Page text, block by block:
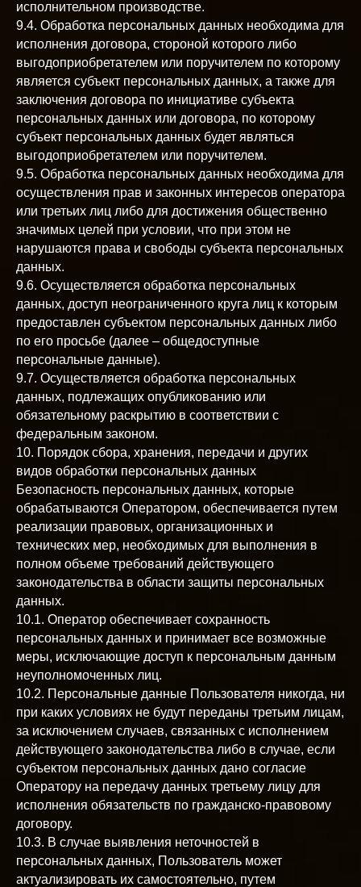
исполнительном производстве.
9.4. Обработка персональных данных необходима для
исполнения договора, стороной которого либо
выгодоприобретателем или поручителем по которому
является субъект персональных данных, а также для
заключения договора по инициативе субъекта
персональных данных или договора, по которому
субъект персональных данных будет являться
выгодоприобретателем или поручителем.
9.5. Обработка персональных данных необходима для
осуществления прав и законных интересов оператора
или третьих лиц либо для достижения общественно
значимых целей при условии, что при этом не
нарушаются права и свободы субъекта персональных
данных.
9.6. Осуществляется обработка персональных
данных, доступ неограниченного круга лиц к которым
предоставлен субъектом персональных данных либо
по его просьбе (далее – общедоступные
персональные данные).
9.7. Осуществляется обработка персональных
данных, подлежащих опубликованию или
обязательному раскрытию в соответствии с
федеральным законом.
10. Порядок сбора, хранения, передачи и других
видов обработки персональных данных
Безопасность персональных данных, которые
обрабатываются Оператором, обеспечивается путем
реализации правовых, организационных и
технических мер, необходимых для выполнения в
полном объеме требований действующего
законодательства в области защиты персональных
данных.
10.1. Оператор обеспечивает сохранность
персональных данных и принимает все возможные
меры, исключающие доступ к персональным данным
неуполномоченных лиц.
10.2. Персональные данные Пользователя никогда, ни
при каких условиях не будут переданы третьим лицам,
за исключением случаев, связанных с исполнением
действующего законодательства либо в случае, если
субъектом персональных данных дано согласие
Оператору на передачу данных третьему лицу для
исполнения обязательств по гражданско-правовому
договору.
10.3. В случае выявления неточностей в
персональных данных, Пользователь может
актуализировать их самостоятельно, путем